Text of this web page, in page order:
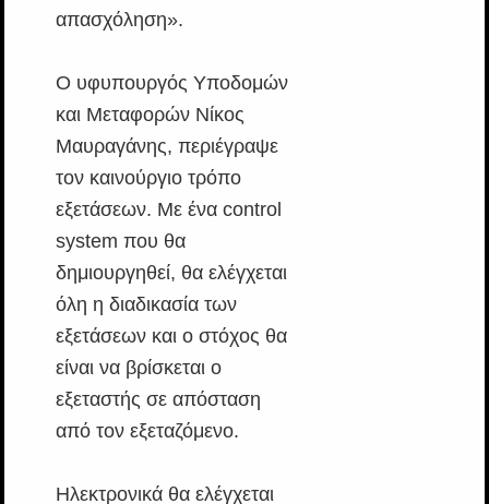
απασχόληση».
Ο υφυπουργός Υποδομών
και Μεταφορών Νίκος
Μαυραγάνης, περιέγραψε
τον καινούργιο τρόπο
εξετάσεων. Με ένα control
system που θα
δημιουργηθεί, θα ελέγχεται
όλη η διαδικασία των
εξετάσεων και ο στόχος θα
είναι να βρίσκεται ο
εξεταστής σε απόσταση
από τον εξεταζόμενο.
Ηλεκτρονικά θα ελέγχεται